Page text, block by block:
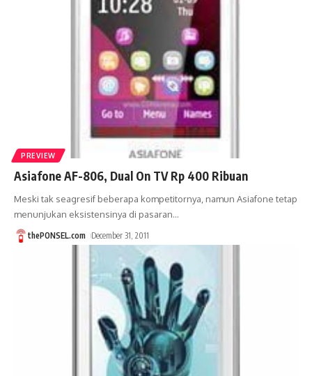
PREVIEW
Asiafone AF-806, Dual On TV Rp 400 Ribuan
Meski tak seagresif beberapa kompetitornya, namun Asiafone tetap
menunjukan eksistensinya di pasaran…
thePONSEL.com December 31, 2011